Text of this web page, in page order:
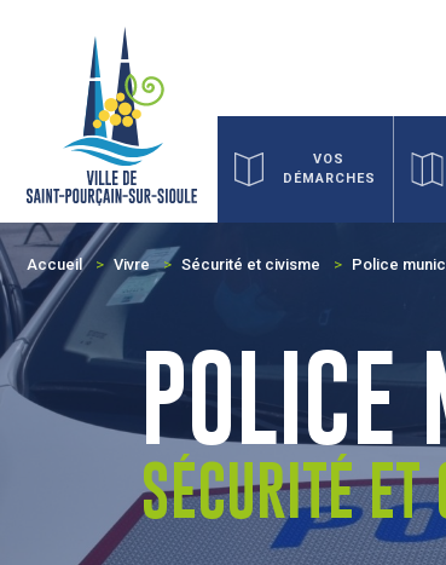
VOS
DÉMARCHES
Accueil Vivre Sécurité et civisme Police
POLICE
SÉCURITÉ